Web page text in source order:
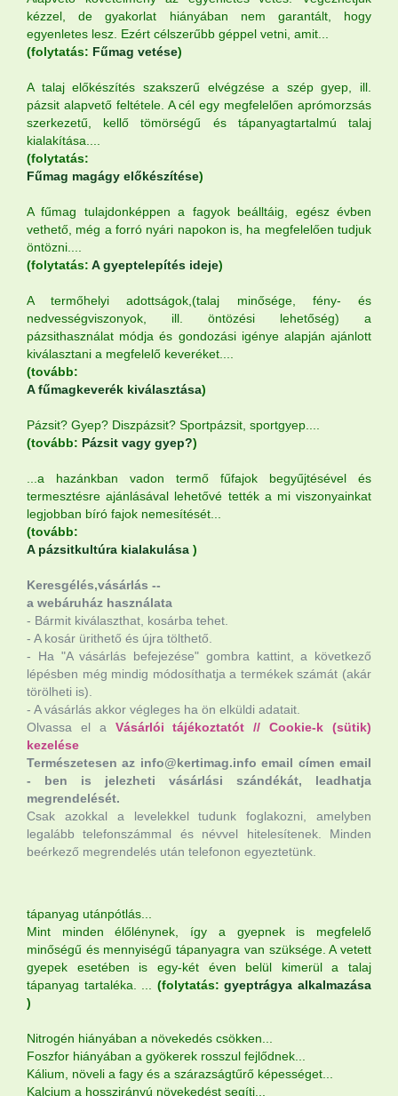
kézzel, de gyakorlat hiányában nem garantált, hogy
egyenletes lesz. Ezért célszerűbb géppel vetni, amit...
(folytatás: Fűmag vetése)
A talaj előkészítés szakszerű elvégzése a szép gyep, ill.
pázsit alapvető feltétele. A cél egy megfelelően aprómorzsás
szerkezetű, kellő tömörségű és tápanyagtartalmú talaj
kialakítása....
(folytatás:
Fűmag magágy előkészítése)
A fűmag tulajdonképpen a fagyok beálltáig, egész évben
vethető, még a forró nyári napokon is, ha megfelelően tudjuk
öntözni....
(folytatás: A gyeptelepítés ideje)
A termőhelyi adottságok,(talaj minősége, fény- és
nedvességviszonyok, ill. öntözési lehetőség) a
pázsithasználat módja és gondozási igénye alapján ajánlott
kiválasztani a megfelelő keveréket....
(tovább:
A fűmagkeverék kiválasztása)
Pázsit? Gyep? Diszpázsit? Sportpázsit, sportgyep....
(tovább: Pázsit vagy gyep?)
...a hazánkban vadon termő fűfajok begyűjtésével és
termesztésre ajánlásával lehetővé tették a mi viszonyainkat
legjobban bíró fajok nemesítését...
(tovább:
A pázsitkultúra kialakulása )
Keresgélés,vásárlás --
a webáruház használata
- Bármit kiválaszthat, kosárba tehet.
- A kosár ürithető és újra tölthető.
- Ha "A vásárlás befejezése" gombra kattint, a következő
lépésben még mindig módosíthatja a termékek számát (akár
törölheti is).
- A vásárlás akkor végleges ha ön elküldi adatait.
Olvassa el a Vásárlói tájékoztatót //Cookie-k (sütik)
kezelése
Természetesen az info@kertimag.info email címen email
- ben is jelezheti vásárlási szándékát, leadhatja
megrendelését.
Csak azokkal a levelekkel tudunk foglakozni, amelyben
legalább telefonszámmal és névvel hitelesítenek. Minden
beérkező megrendelés után telefonon egyeztetünk.
tápanyag utánpótlás...
Mint minden élőlénynek, így a gyepnek is megfelelő
minőségű és mennyiségű tápanyagra van szüksége. A vetett
gyepek esetében is egy-két éven belül kimerül a talaj
tápanyag tartaléka. ... (folytatás:gyeptrágya alkalmazása
)
Nitrogén hiányában a növekedés csökken...
Foszfor hiányában a gyökerek rosszul fejlődnek...
Kálium, növeli a fagy és a szárazságtűrő képességet...
Kalcium a hosszirányú növekedést segíti...